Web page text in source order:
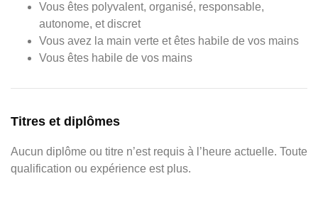
Vous êtes polyvalent, organisé, responsable,
autonome, et discret
Vous avez la main verte et êtes habile de vos mains
Vous êtes habile de vos mains
Titres et diplômes
Aucun diplôme ou titre n’est requis à l’heure actuelle. Toute
qualification ou expérience est plus.